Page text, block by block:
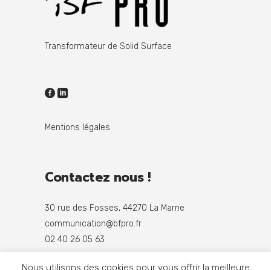
Transformateur de Solid Surface
Mentions légales
Contactez nous !
30 rue des Fosses, 44270 La Marne
communication@bfpro.fr
02 40 26 05 63
Nous utilisons des cookies pour vous offrir la meilleure